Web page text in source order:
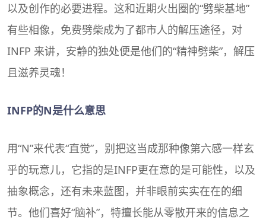
以及创作的必要进程。这和近期火出圈的“劈柴基地”
有些相像，免费劈柴成为了都市人的解压途径，对
INFP 来讲，安静的独处便是他们的“精神劈柴”，解压
且滋养灵魂！
INFP的N是什么意思
用“N”来代表“直觉”，别把这当成那种像第六感一样玄
乎的玩意儿，它指的是INFP更在意的是可能性，以及
抽象概念，还有未来蓝图，并非眼前实实在在的细
节。他们喜好“脑补”，特擅长能从零散开来的信息之